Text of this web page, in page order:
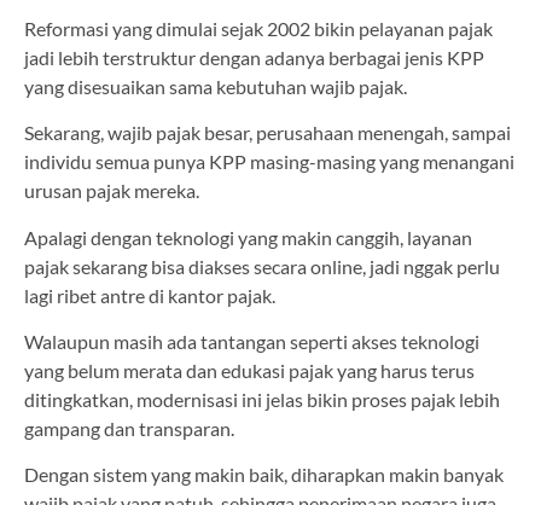
Reformasi yang dimulai sejak 2002 bikin pelayanan pajak
jadi lebih terstruktur dengan adanya berbagai jenis KPP
yang disesuaikan sama kebutuhan wajib pajak.
Sekarang, wajib pajak besar, perusahaan menengah, sampai
individu semua punya KPP masing-masing yang menangani
urusan pajak mereka.
Apalagi dengan teknologi yang makin canggih, layanan
pajak sekarang bisa diakses secara online, jadi nggak perlu
lagi ribet antre di kantor pajak.
Walaupun masih ada tantangan seperti akses teknologi
yang belum merata dan edukasi pajak yang harus terus
ditingkatkan, modernisasi ini jelas bikin proses pajak lebih
gampang dan transparan.
Dengan sistem yang makin baik, diharapkan makin banyak